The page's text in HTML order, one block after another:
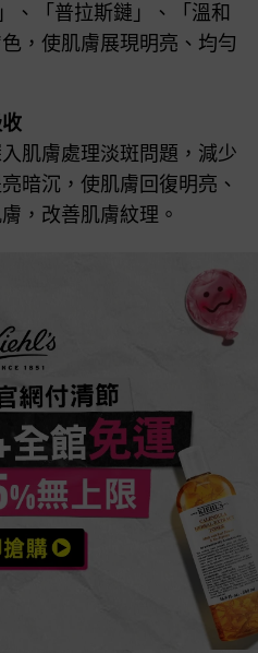
、「普拉斯鏈」、「溫和
，使肌膚展現明亮、均勻
肌膚處理淡斑問題，減少
暗沉，使肌膚回復明亮、
，改善肌膚紋理。